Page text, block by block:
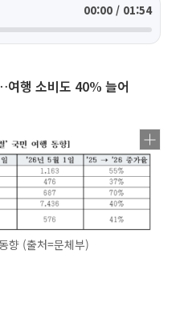
00:00 / 01:54
행 소비도 40% 늘어
향 (출처=문체부)